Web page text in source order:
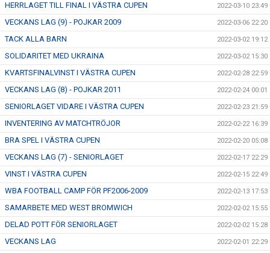
HERRLAGET TILL FINAL I VÄSTRA CUPEN 2022-03-10 23:49
VECKANS LAG (9) - POJKAR 2009 2022-03-06 22:20
TACK ALLA BARN 2022-03-02 19:12
SOLIDARITET MED UKRAINA 2022-03-02 15:30
KVARTSFINALVINST I VÄSTRA CUPEN 2022-02-28 22:59
VECKANS LAG (8) - POJKAR 2011 2022-02-24 00:01
SENIORLAGET VIDARE I VÄSTRA CUPEN 2022-02-23 21:59
INVENTERING AV MATCHTRÖJOR 2022-02-22 16:39
BRA SPEL I VÄSTRA CUPEN 2022-02-20 05:08
VECKANS LAG (7) - SENIORLAGET 2022-02-17 22:29
VINST I VÄSTRA CUPEN 2022-02-15 22:49
WBA FOOTBALL CAMP FÖR PF2006-2009 2022-02-13 17:53
SAMARBETE MED WEST BROMWICH 2022-02-02 15:55
DELAD POTT FÖR SENIORLAGET 2022-02-02 15:28
VECKANS LAG 2022-02-01 22:29